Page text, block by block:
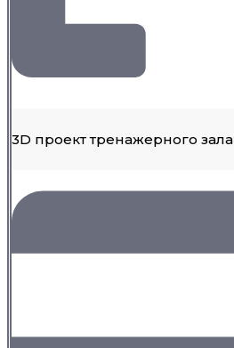
3D проект тренажерного зала